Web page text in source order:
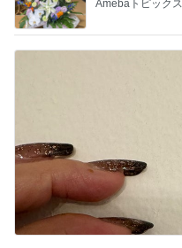
Amebaトピックス